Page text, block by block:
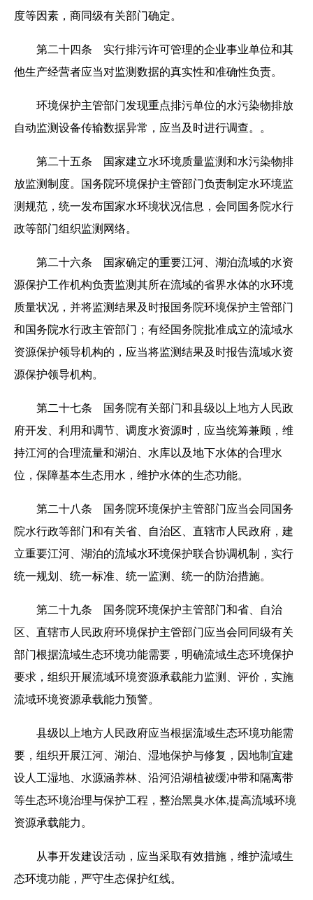
度等因素，商同级有关部门确定。
第二十四条 实行排污许可管理的企业事业单位和其
他生产经营者应当对监测数据的真实性和准确性负责。
环境保护主管部门发现重点排污单位的水污染物排放
自动监测设备传输数据异常，应当及时进行调查。。
第二十五条 国家建立水环境质量监测和水污染物排
放监测制度。国务院环境保护主管部门负责制定水环境监
测规范，统一发布国家水环境状况信息，会同国务院水行
政等部门组织监测网络。
第二十六条 国家确定的重要江河、湖泊流域的水资
源保护工作机构负责监测其所在流域的省界水体的水环境
质量状况，并将监测结果及时报国务院环境保护主管部门
和国务院水行政主管部门；有经国务院批准成立的流域水
资源保护领导机构的，应当将监测结果及时报告流域水资
源保护领导机构。
第二十七条 国务院有关部门和县级以上地方人民政
府开发、利用和调节、调度水资源时，应当统筹兼顾，维
持江河的合理流量和湖泊、水库以及地下水体的合理水
位，保障基本生态用水，维护水体的生态功能。
第二十八条 国务院环境保护主管部门应当会同国务
院水行政等部门和有关省、自治区、直辖市人民政府，建
立重要江河、湖泊的流域水环境保护联合协调机制，实行
统一规划、统一标准、统一监测、统一的防治措施。
第二十九条 国务院环境保护主管部门和省、自治
区、直辖市人民政府环境保护主管部门应当会同同级有关
部门根据流域生态环境功能需要，明确流域生态环境保护
要求，组织开展流域环境资源承载能力监测、评价，实施
流域环境资源承载能力预警。
县级以上地方人民政府应当根据流域生态环境功能需
要，组织开展江河、湖泊、湿地保护与修复，因地制宜建
设人工湿地、水源涵养林、沿河沿湖植被缓冲带和隔离带
等生态环境治理与保护工程，整治黑臭水体,提高流域环境
资源承载能力。
从事开发建设活动，应当采取有效措施，维护流域生
态环境功能，严守生态保护红线。